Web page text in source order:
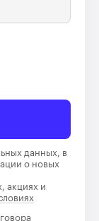
данных, в
о новых
акциях и